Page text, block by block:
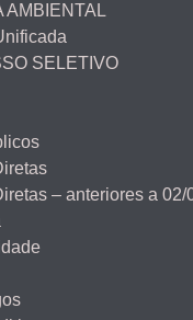
AMBIENTAL
SELETIVO
– anteriores a 02/